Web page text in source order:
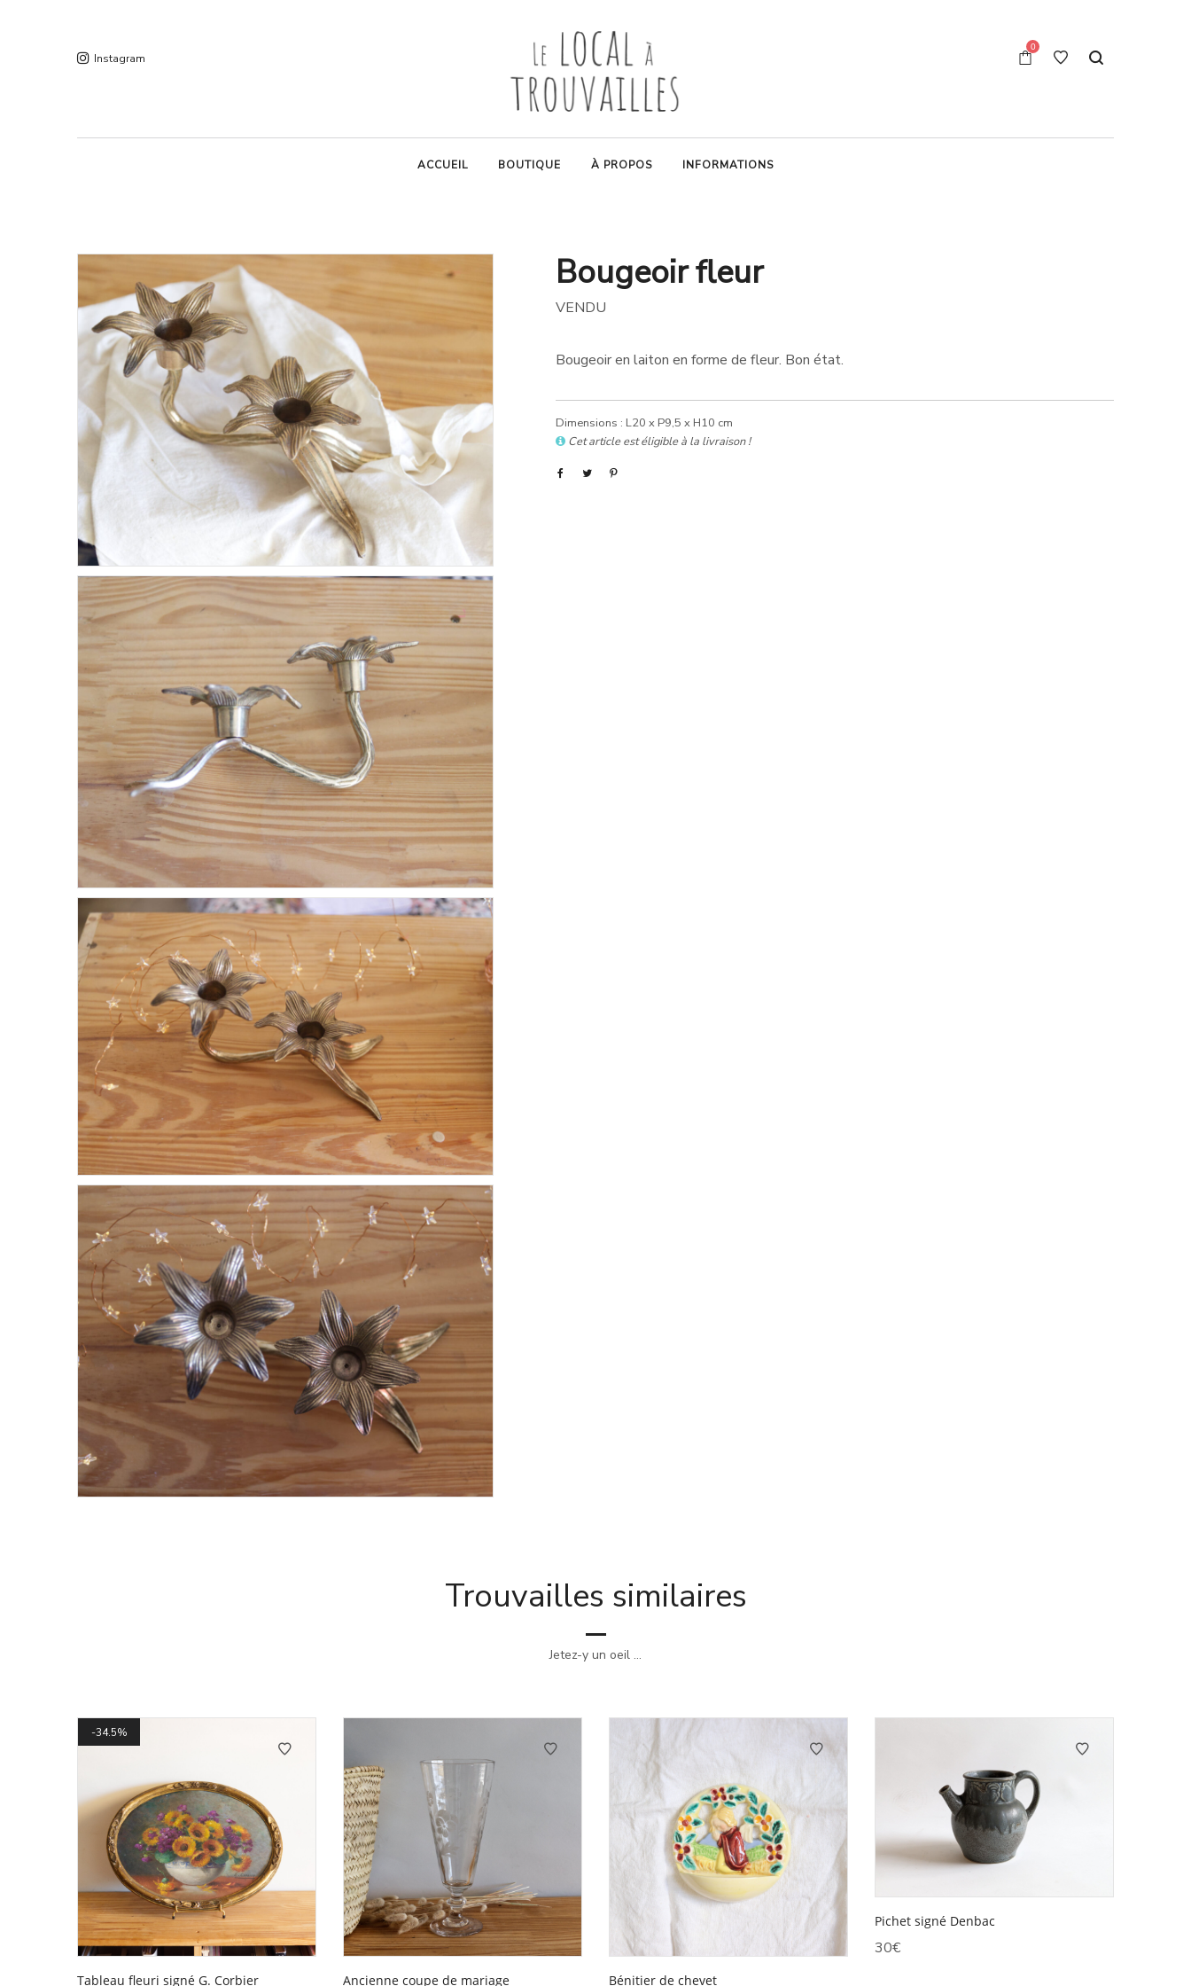
Instagram
0
ACCUEIL BOUTIQUE À PROPOS INFORMATIONS
Bougeoir fleur
VENDU
Bougeoir en laiton en forme de fleur. Bon état.
Dimensions : L20 x P9,5 x H10 cm
Cet article est éligible à la livraison !
Trouvailles similaires
Jetez-y un oeil ...
34.5%
Tableau fleuri signé G. Corbier Ancienne coupe de mariage Bénitier de chevet
Pichet signé Denbac
30€